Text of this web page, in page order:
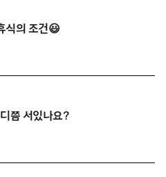
식의 조건😃
쯤 서있나요?